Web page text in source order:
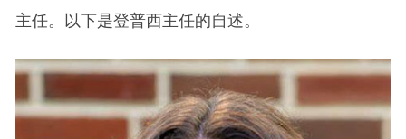
主任。以下是登普西主任的自述。